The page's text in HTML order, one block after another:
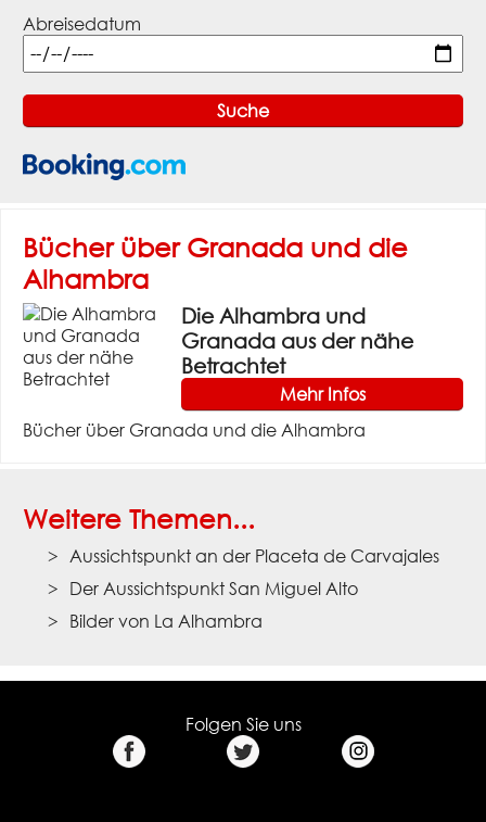
Abreisedatum
Bücher über Granada und die
Alhambra
Die Alhambra und
Granada aus der nähe
Betrachtet
Mehr Infos
Bücher über Granada und die Alhambra
Weitere Themen...
Aussichtspunkt an der Placeta de Carvajales
Der Aussichtspunkt San Miguel Alto
Bilder von La Alhambra
Folgen Sie uns